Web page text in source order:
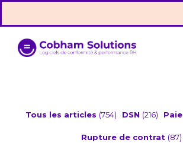
Tous les articles (754) DSN (216) Paie
Rupture de contrat (87)